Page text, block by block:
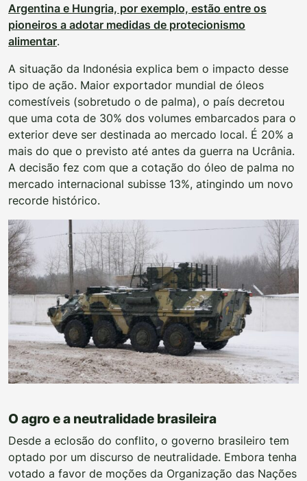
Argentina e Hungria, por exemplo, estão entre os
pioneiros a adotar medidas de protecionismo
alimentar.
A situação da Indonésia explica bem o impacto desse
tipo de ação. Maior exportador mundial de óleos
comestíveis (sobretudo o de palma), o país decretou
que uma cota de 30% dos volumes embarcados para o
exterior deve ser destinada ao mercado local. É 20% a
mais do que o previsto até antes da guerra na Ucrânia.
A decisão fez com que a cotação do óleo de palma no
mercado internacional subisse 13%, atingindo um novo
recorde histórico.
O agro e a neutralidade brasileira
Desde a eclosão do conflito, o governo brasileiro tem
optado por um discurso de neutralidade. Embora tenha
votado a favor de moções da Organização das Nações